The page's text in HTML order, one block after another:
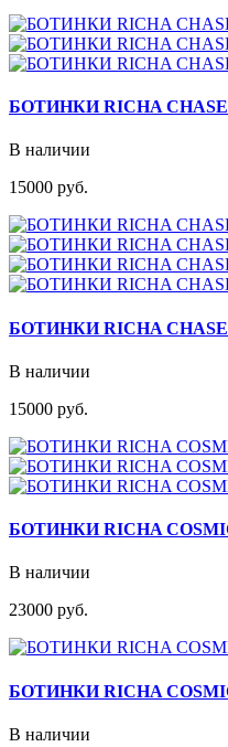
БОТИНКИ RICHA
В наличии
15000 руб.
БОТИНКИ RICHA
В наличии
15000 руб.
БОТИНКИ RICHA
В наличии
23000 руб.
БОТИНКИ RICHA
В наличии